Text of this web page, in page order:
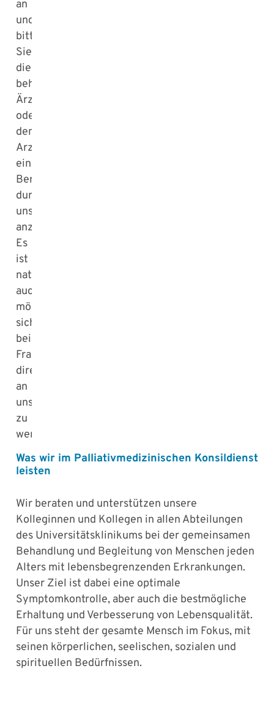
an
und
bitten
Sie
die
behandelnde
Ärztin
oder
den
Arzt,
eine
Beratung
durch
uns
anzufordern.
Es
ist
natürlich
auch
möglich,
sich
bei
Fragen
direkt
an
uns
zu
wenden.
Was wir im Palliativmedizinischen Konsildienst
leisten
Wir beraten und unterstützen unsere
Kolleginnen und Kollegen in allen Abteilungen
des Universitätsklinikums bei der gemeinsamen
Behandlung und Begleitung von Menschen jeden
Alters mit lebensbegrenzenden Erkrankungen.
Unser Ziel ist dabei eine optimale
Symptomkontrolle, aber auch die bestmögliche
Erhaltung und Verbesserung von Lebensqualität.
Für uns steht der gesamte Mensch im Fokus, mit
seinen körperlichen, seelischen, sozialen und
spirituellen Bedürfnissen.